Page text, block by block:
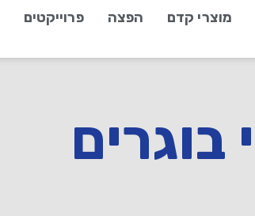
מוצרי קדם הפצה פרוייקטים
בוגרים